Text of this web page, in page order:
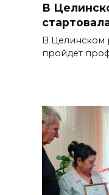
В
В Целинском
пройдет